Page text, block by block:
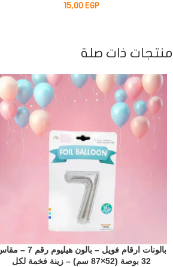
15,00EGP
منتجات ذات صلة
بالونات ارقام فويل – بالون هيليوم رقم 7
32 بوصة (52×87 سم) – زينة فخمة لكل